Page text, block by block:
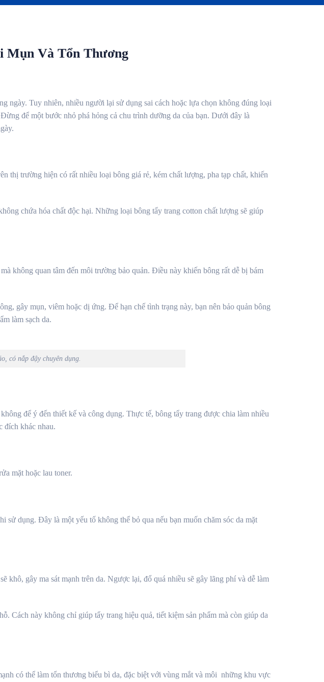
Mụn Và Tổn Thương
ngày. Tuy nhiên, nhiều người lại sử dụng sai cách hoặc lựa chọn không đúng loại
để một bước nhỏ phá hỏng cả chu trình dưỡng da của bạn. Dưới đây là
thị trường hiện có rất nhiều loại bông giá rẻ, kém chất lượng, pha tạp chất, khiến
chứa hóa chất độc hại. Những loại bông tẩy trang cotton chất lượng sẽ giúp
không quan tâm đến môi trường bảo quản. Điều này khiến bông rất dễ bị bám
gây mụn, viêm hoặc dị ứng. Để hạn chế tình trạng này, bạn nên bảo quản bông
làm sạch da.
có nắp đậy chuyên dụng.
để ý đến thiết kế và công dụng. Thực tế, bông tẩy trang được chia làm nhiều
đích khác nhau.
mặt hoặc lau toner.
sử dụng. Đây là một yếu tố không thể bỏ qua nếu bạn muốn chăm sóc da mặt
gây ma sát mạnh trên da. Ngược lại, đổ quá nhiều sẽ gây lãng phí và dễ làm
Cách này không chỉ giúp tẩy trang hiệu quả, tiết kiệm sản phẩm mà còn giúp da
có thể làm tổn thương biểu bì da, đặc biệt với vùng mắt và môi những khu vực